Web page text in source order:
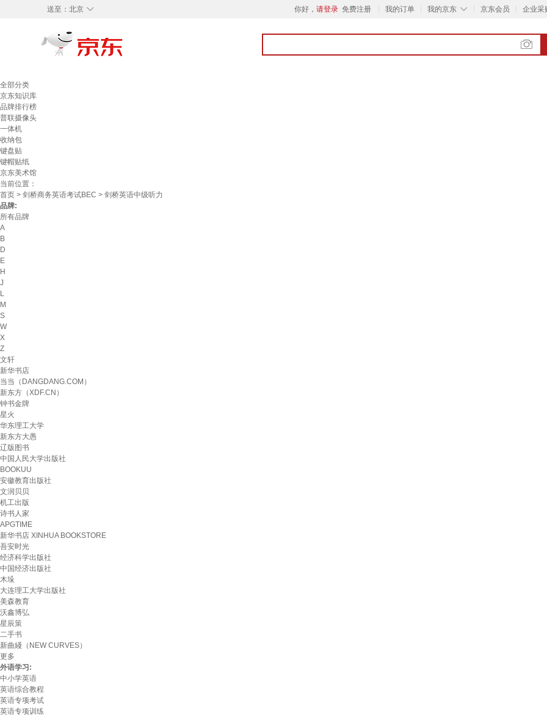
◇
送至： 北京 你好， 请登录 免费注册 我的订单 ◇
我的京东 京东会员 企业采
全部分类
京东知识库
品牌排行榜
普联摄像头
一体机
收纳包
键盘贴
键帽贴纸
京东美术馆
当前位置：
首页 > 剑桥商务英语考试BEC > 剑桥英语中级听力
品牌:
所有品牌
A
B
D
E
H
J
L
M
S
W
X
Z
文轩
新华书店
当当（DANGDANG.COM）
新东方（XDF.CN）
钟书金牌
星火
华东理工大学
新东方大愚
辽版图书
中国人民大学出版社
BOOKUU
安徽教育出版社
文润贝贝
机工出版
诗书人家
APGTIME
新华书店 XINHUA BOOKSTORE
吾安时光
经济科学出版社
中国经济出版社
木垛
大连理工大学出版社
美森教育
沃鑫博弘
星辰策
二手书
新曲綫（NEW CURVES）
更多
外语学习:
中小学英语
英语综合教程
英语专项考试
英语专项训练